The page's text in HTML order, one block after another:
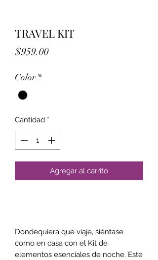
TRAVEL KIT
$959.00Precio
Color *
Cantidad *
Agregar al carrito
Dondequiera que viaje, siéntase
como en casa con el Kit de
elementos esenciales de noche. Este